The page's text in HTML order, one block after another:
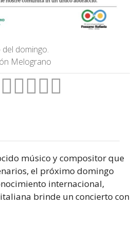
domingo.
Melograno
músico y compositor que
el próximo domingo
internacional,
brinde un concierto con